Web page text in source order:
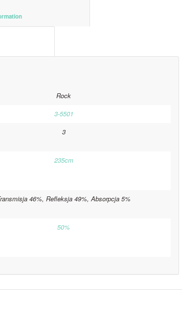
Rock
3-5501
3
235cm
46%, Refleksja 49%, Absorpcja 5%
50%